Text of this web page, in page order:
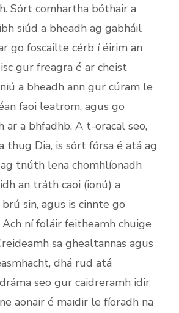
Sórt comhartha bóthair a
siúd a bheadh ag gabháil
go foscailte cérb í éirim an
gur freagra é ar cheist
a bheadh ann gur cúram le
faoi leatrom, agus go
ar a bhfadhb. A t-oracal seo,
thug Dia, is sórt fórsa é atá ag
tnúth lena chomhlíonadh
an tráth caoi (ionú) a
sin, agus is cinnte go
ní foláir feitheamh chuige
sa ghealtannas agus
dhá rud atá
seo gur caidreramh idir
aonair é maidir le fíoradh na